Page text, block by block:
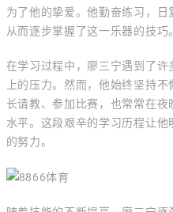
为了他的挚爱。他勤奋练习，日
从而逐步掌握了这一乐器的技巧。
在学习过程中，廖三宁遇到了
上的压力。然而，他始终坚持
长请教、参加比赛，也常常在
水平。这段艰辛的学习历程让
的努力。